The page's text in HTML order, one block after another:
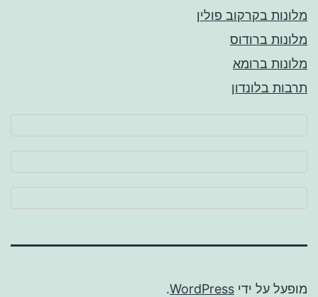
מלונות בקרקוב פולין
מלונות ברודוס
מלונות ברומא
תרבות בלונדון
מופעל על ידי WordPress
.